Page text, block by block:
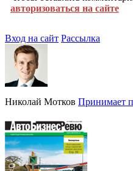
авторизоваться на сайте
Вход на сайт Рассылка
Николай Мотков Принимает